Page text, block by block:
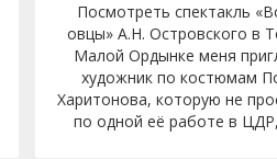
Посмотреть спектакль
овцы» А.Н. Островского в
Малой Ордынке меня
художник по костюмам
Харитонова, которую не
по одной её работе в